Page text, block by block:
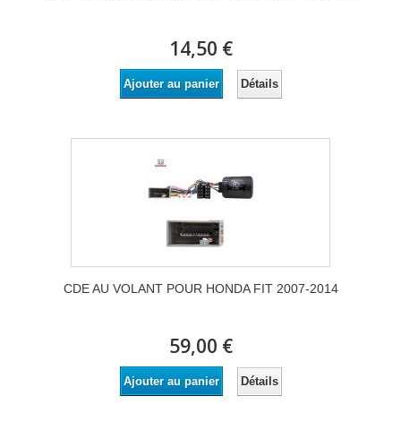
14,50 €
Ajouter au panier Détails
CDE AU VOLANT POUR HONDA FIT 2007-2014
59,00 €
Ajouter au panier Détails